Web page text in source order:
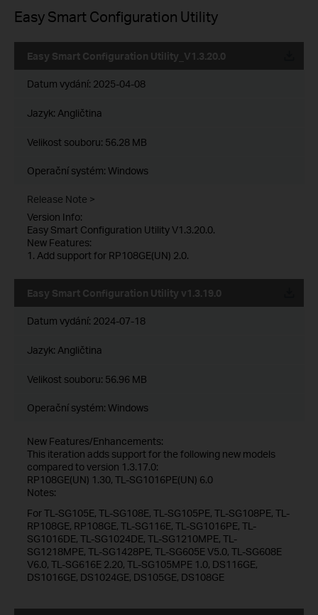
Easy Smart Configuration Utility
Easy Smart Configuration Utility_V1.3.20.0
Datum vydání: 2025-04-08
Jazyk: Angličtina
Velikost souboru: 56.28 MB
Operační systém: Windows
Release Note >
Version Info:
Easy Smart Configuration Utility V1.3.20.0.
New Features:
1. Add support for RP108GE(UN) 2.0.
Easy Smart Configuration Utility v1.3.19.0
Datum vydání: 2024-07-18
Jazyk: Angličtina
Velikost souboru: 56.96 MB
Operační systém: Windows
New Features/Enhancements:
This iteration adds support for the following new models
compared to version 1.3.17.0:
RP108GE(UN) 1.30, TL-SG1016PE(UN) 6.0
Notes:
For TL-SG105E, TL-SG108E, TL-SG105PE, TL-SG108PE, TL-
RP108GE, RP108GE, TL-SG116E, TL-SG1016PE, TL-
SG1016DE, TL-SG1024DE, TL-SG1210MPE, TL-
SG1218MPE, TL-SG1428PE, TL-SG605E V5.0, TL-SG608E
V6.0, TL-SG616E 2.20, TL-SG105MPE 1.0, DS116GE,
DS1016GE, DS1024GE, DS105GE, DS108GE